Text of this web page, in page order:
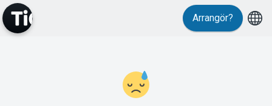
Arrangör?